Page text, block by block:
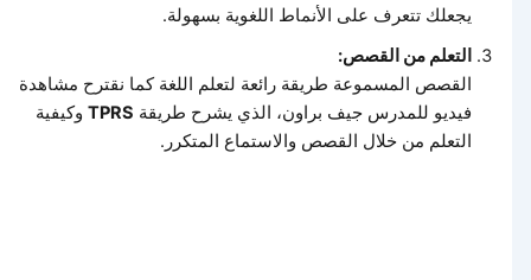
يجعلك تتعرف على الأنماط اللغوية بسهولة.
التعلم من القصص:
القصص المسموعة طريقة رائعة لتعلم اللغة كما نقترح مشاهدة
فيديو للمدرس جيف براون، الذي يشرح طريقةTPRSوكيفية
التعلم من خلال القصص والاستماع المتكرر.